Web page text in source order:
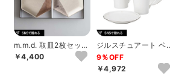
m.m.d. 取皿2枚セット
ローズ＋グレーパープ
ル
￥4,400
ジルスチュアート ペ
アモーニング
9％OFF
￥4,972